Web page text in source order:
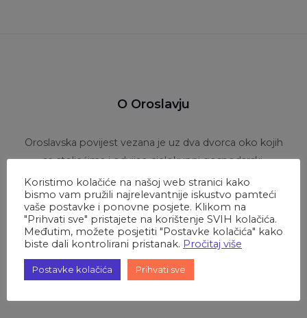
O Oroslavju
Oroslavska povijest vezana je uz dva dvorca oko kojih
se stoljećima i odvijao cjelokupni gospodarski,
drustveni, kulturni, ali i sportski život. Prema dosad
poznatim podacima oroslavski plemići prvi su u nas
kraj donijeli tenis, mačevanje, jahanje, skijanje i druge
sportove.
Koristimo kolačiće na našoj web stranici kako
bismo vam pružili najrelevantnije iskustvo pamteći
vaše postavke i ponovne posjete. Klikom na
"Prihvati sve" pristajete na korištenje SVIH kolačića.
Međutim, možete posjetiti "Postavke kolačića" kako
biste dali kontrolirani pristanak. Pročitaj više
Postavke kolačića Prihvati sve